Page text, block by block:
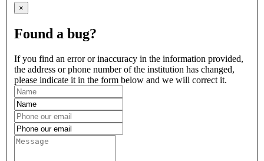
×
Found a bug?
If you find an error or inaccuracy in the information provided,
the address or phone number of the institution has changed,
please indicate it in the form below and we will correct it.